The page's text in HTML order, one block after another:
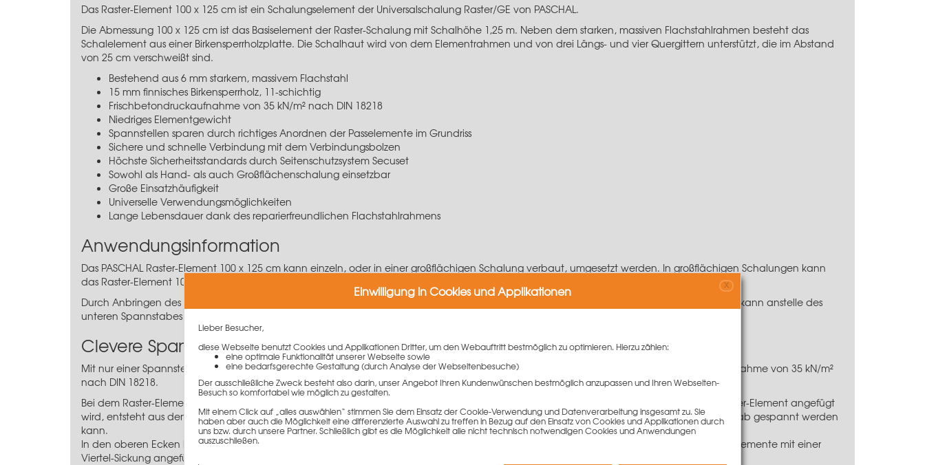
Das Raster-Element 100 x 125 cm ist ein Schalungselement der Universalschalung Raster/GE von PASCHAL.
Die Abmessung 100 x 125 cm ist das Basiselement der Raster-Schalung mit Schalhöhe 1,25 m. Neben dem starken, massiven Flachstahlrahmen besteht das
Schalelement aus einer Birkensperrholzplatte. Die Schalhaut wird von dem Elementrahmen und von drei Längs- und vier Quergittern unterstützt, die im Abstand
von 25 cm verschweißt sind.
Bestehend aus 6 mm starkem, massivem Flachstahl
15 mm finnisches Birkensperrholz, 11-schichtig
Frischbetondruckaufnahme von 35 kN/m² nach DIN 18218
Niedriges Elementgewicht
Spannstellen sparen durch richtiges Anordnen der Passelemente im Grundriss
Sichere und schnelle Verbindung mit dem Verbindungsbolzen
Höchste Sicherheitsstandards durch Seitenschutzsystem Secuset
Sowohl als Hand- als auch Großflächenschalung einsetzbar
Große Einsatzhäufigkeit
Universelle Verwendungsmöglichkeiten
Lange Lebensdauer dank des reparierfreundlichen Flachstahlrahmens
Anwendungsinformation
Das PASCHAL Raster-Element 100 x 125 cm kann einzeln, oder in einer großflächigen Schalung verbaut, umgesetzt werden. In großflächigen Schalungen kann
das Raster-Element 100 x 125 cm ganz einfach und schnell vertikal und horizontal mit Verbindungsbolzen angebaut werden.
Durch Anbringen des
kann das Raster-Element 100 x 125 cm als Fundamentschalung eingesetzt werden. Zudem kann anstelle des
unteren Spannstabes ein Fundamentspanner angebracht werden.
Clevere Spannstellenanordnung
Mit nur einer Spannstelle im Element auf eine Schalhöhe von 1,25 m erreichen die Raster-Elemente 100 x 125 cm eine Frischbetondruckaufnahme von 35 kN/m²
nach DIN 18218.
Bei dem Raster-Element 100 x 125 cm befinden sich in der Höhe von 12,5 cm links und rechts je eine Halb-Sickung. Sobald ein weiteres Raster-Element angefügt
wird, entsteht aus den zwei Halb-Sickungen eine neue Spannstellenöffnung, in der zusätzlich zu den Verbindungsbolzen mit einem Spannstab gespannt werden
kann.
In den oberen Ecken links und rechts befindet sich jeweils eine Viertel-Spannstabsickung – werden nun an dieser Stelle drei weitere Raster-Elemente mit einer
Viertel-Sickung angefügt, entsteht eine weitere Spannstellenöffnung, die vor allem zum Aufstocken benötigt wird.
Einwilligung in Cookies und Applikationen X
Lieber Besucher,
diese Webseite benutzt Cookies und Applikationen Dritter, um den Webauftritt bestmöglich zu optimieren. Hierzu zählen:
eine optimale Funktionalität unserer Webseite sowie
eine bedarfsgerechte Gestaltung (durch Analyse der Webseitenbesuche)
Der ausschließliche Zweck besteht also darin, unser Angebot Ihren Kundenwünschen bestmöglich anzupassen und Ihren Webseiten-
Besuch so komfortabel wie möglich zu gestalten.
Mit einem Click auf „alles auswählen“ stimmen Sie dem Einsatz der Cookie-Verwendung und Datenverarbeitung insgesamt zu. Sie
haben aber auch die Möglichkeit eine differenzierte Auswahl zu treffen in Bezug auf den Einsatz von Cookies und Applikationen durch
uns bzw. durch unsere Partner. Schließlich gibt es die Möglichkeit alle nicht technisch notwendigen Cookies und Anwendungen
auszuschließen.